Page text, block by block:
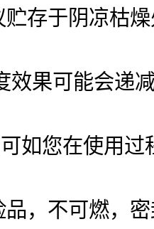
存于阴凉枯
效果可能会递
如您在使用
，不可燃，